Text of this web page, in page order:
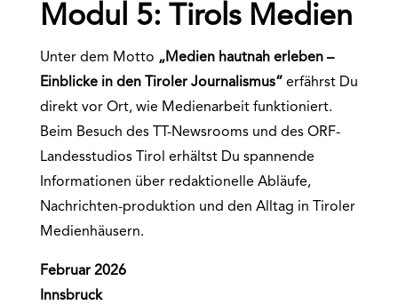
Modul 5: Tirols Medien
Unter dem Motto „Medien hautnah erleben –
Einblicke in den Tiroler Journalismus“ erfährst Du
direkt vor Ort, wie Medienarbeit funktioniert.
Beim Besuch des TT-Newsrooms und des ORF-
Landesstudios Tirol erhältst Du spannende
Informationen über redaktionelle Abläufe,
Nachrichten-produktion und den Alltag in Tiroler
Medienhäusern.
Februar 2026
Innsbruck